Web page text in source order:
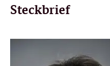
Steckbrief